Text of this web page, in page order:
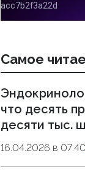
Самое
что десять
десяти тыс.
16.04.2026 в 07:40